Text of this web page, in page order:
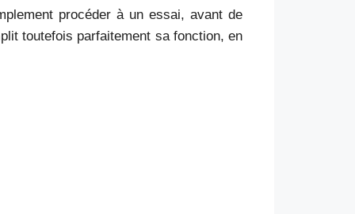
procéder à un essai, avant de
toutefois parfaitement sa fonction, en